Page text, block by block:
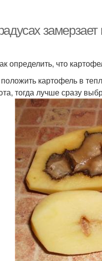
определить, что
картофель в
тогда лучше сразу